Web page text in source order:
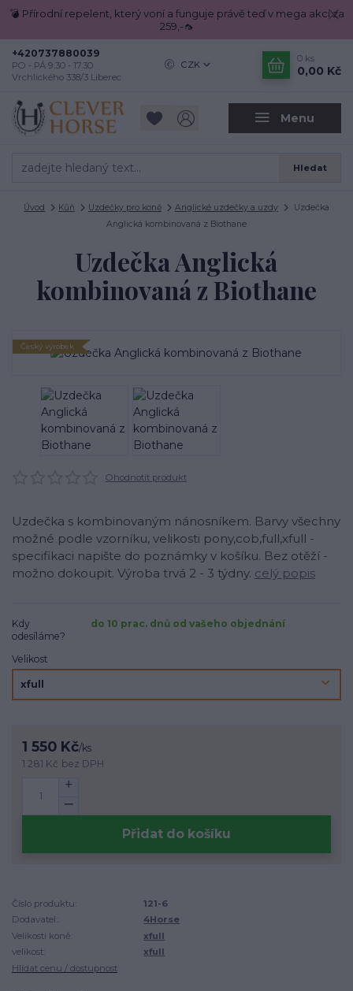
💣 Přírodní repelent, který voní a funguje právě teď v mega akci za
259,-🦟
Menu
CZK
Hledat
+420737880039
PO - PÁ 9.30 - 17.30
Vrchlického 338/3 Liberec
0 ks
0,00 Kč
Úvod Kůň Uzdečky pro koně Anglické uzdečky a uzdy
Uzdečka
Anglická kombinovaná z Biothane
Uzdečka Anglická
kombinovaná z Biothane
Český výrobek
Ohodnotit produkt
Uzdečka s kombinovaným nánosníkem. Barvy všechny
možné podle vzorníku, velikosti pony,cob,full,xfull -
specifikaci napište do poznámky v košíku. Bez otěží -
možno dokoupit. Výroba trvá 2 - 3 týdny. celý popis
Kdy
odesíláme?
do 10 prac. dnů od vašeho objednání
Velikost
1 550 Kč/ks
1 281 Kč bez DPH
Přidat do košíku
Číslo produktu:
121-6
Dodavatel.:
4Horse
Velikosti koně:
xfull
velikost:
xfull
Hlídat cenu / dostupnost